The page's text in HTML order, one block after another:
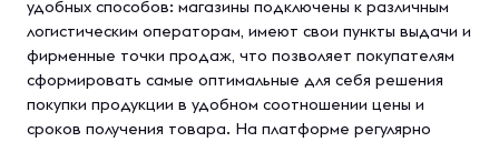
удобных способов: магазины подключены к различным
логистическим операторам, имеют свои пункты выдачи и
фирменные точки продаж, что позволяет покупателям
сформировать самые оптимальные для себя решения
покупки продукции в удобном соотношении цены и
сроков получения товара. На платформе регулярно